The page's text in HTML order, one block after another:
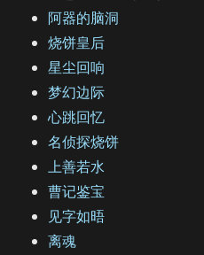
阿器的脑洞
烧饼皇后
星尘回响
梦幻边际
心跳回忆
名侦探烧饼
上善若水
曹记鉴宝
见字如晤
离魂